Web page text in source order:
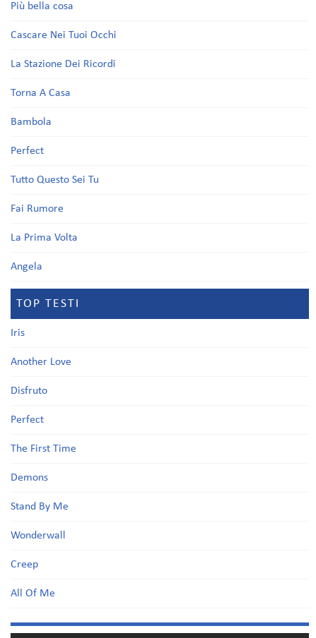
Più bella cosa
Cascare Nei Tuoi Occhi
La Stazione Dei Ricordi
Torna A Casa
Bambola
Perfect
Tutto Questo Sei Tu
Fai Rumore
La Prima Volta
Angela
TOP TESTI
Iris
Another Love
Disfruto
Perfect
The First Time
Demons
Stand By Me
Wonderwall
Creep
All Of Me